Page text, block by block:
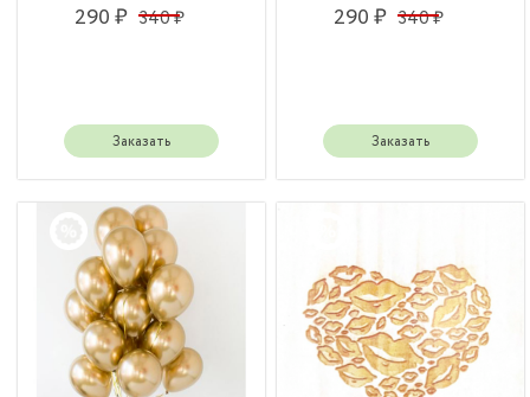
290 ₽ 340 ₽
Заказать
290 ₽ 340 ₽
Заказать